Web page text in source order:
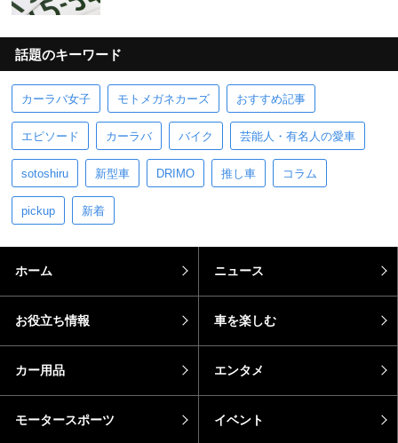
話題のキーワード
カーラバ女子 モトメガネカーズ おすすめ記事
エピソード カーラバ バイク 芸能人・有名人の愛車
sotoshiru 新型車 DRIMO 推し車 コラム
pickup 新着
ホーム ニュース
お役立ち情報 車を楽しむ
カー用品 エンタメ
モータースポーツ イベント